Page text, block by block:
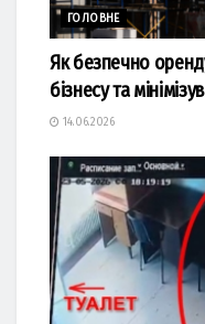
ГОЛОВНЕ
Як безпечно
бізнесу та
14.06.2026